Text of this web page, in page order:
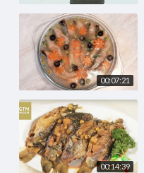
00:07:21
00:14:39